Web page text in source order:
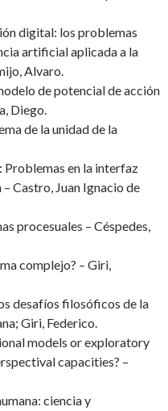
digital: los problemas
artificial aplicada a la
Alvaro.
de potencial de acción
Diego.
de la unidad de la
Problemas en la interfaz
Castro, Juan Ignacio de
procesuales – Céspedes,
complejo? – Giri,
desafíos filosóficos de la
Giri, Federico.
models or exploratory
capacities? –
ciencia y